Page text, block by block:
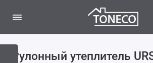
Рулонный утеплитель
Геотекстиль